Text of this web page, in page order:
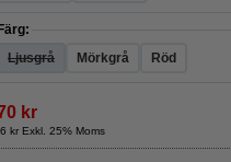
Färg:
Ljusgrå
Mörkgrå Röd
kr
kr Exkl. 25% Moms